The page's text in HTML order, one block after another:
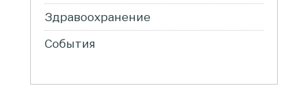
Здравоохранение
События